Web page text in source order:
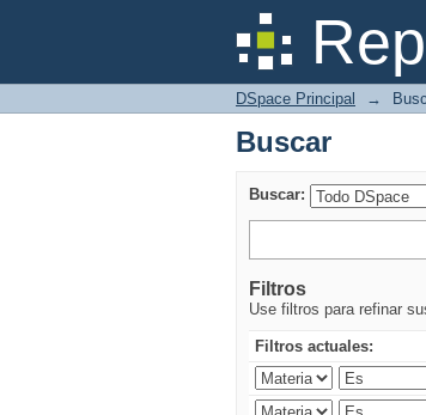
Buscar
DSpace Principal →
Buscar
Buscar:
Filtros
Use filtros para refinar
Filtros actuales: